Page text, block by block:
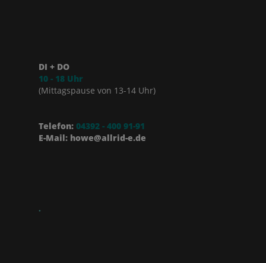
DI + DO
10 - 18 Uhr
(Mittagspause von 13-14 Uhr)
Telefon: 04392 - 400 91-91
E-Mail: howe@allrid-e.de
.